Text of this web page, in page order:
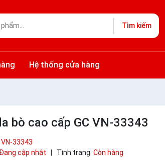
Tìm kiếm
Hệ thống cửa hàng
bò cao cấp GC VN-33343
VN-33343
Đang cập nhật Tình trạng: Còn hàng